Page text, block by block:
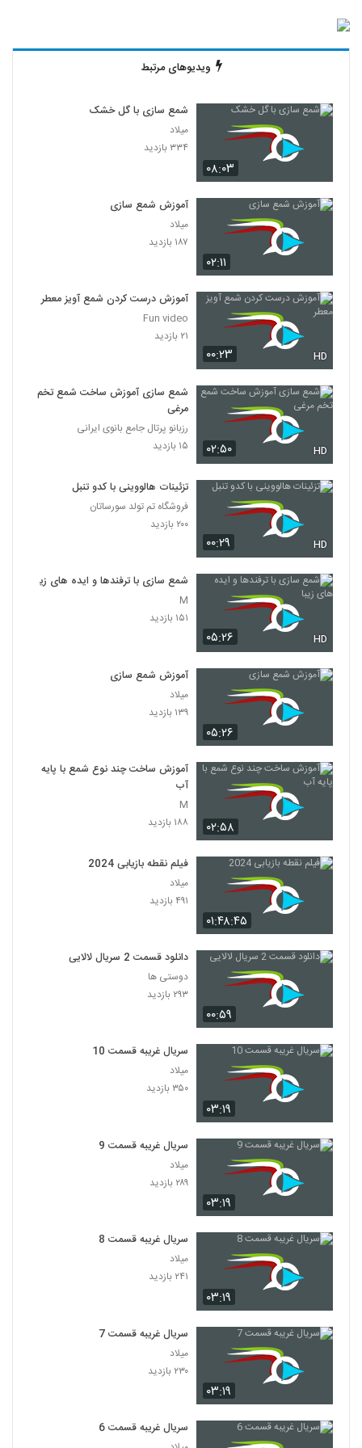
ویدیوهای مرتبط
۰۸:۰۳
شمع سازی با گل خشک
میلاد
۳۳۴ بازدید
۰۲:۱۱
آموزش شمع سازی
میلاد
۱۸۷ بازدید
۰۰:۲۳ HD
آموزش درست کردن شمع آویز معطر
Fun video
۲۱ بازدید
۰۲:۵۰ HD
شمع سازی آموزش ساخت شمع تخم
مرغی
رزبانو پرتال جامع بانوی ایرانی
۱۵ بازدید
۰۰:۲۹ HD
تزئینات هالووینی با کدو تنبل
فروشگاه تم تولد سورساتان
۲۰۰ بازدید
۰۵:۲۶ HD
شمع سازی با ترفندها و ایده های زیبا
M
۱۵۱ بازدید
۰۵:۲۶
آموزش شمع سازی
میلاد
۱۳۹ بازدید
۰۲:۵۸
آموزش ساخت چند نوع شمع با پایه
آب
M
۱۸۸ بازدید
۰۱:۴۸:۴۵
فیلم نقطه بازیابی 2024
میلاد
۴۹۱ بازدید
۰۰:۵۹
دانلود قسمت 2 سریال لالایی
دوستی ها
۲۹۳ بازدید
۰۳:۱۹
سریال غریبه قسمت 10
میلاد
۳۵۰ بازدید
۰۳:۱۹
سریال غریبه قسمت 9
میلاد
۲۸۹ بازدید
۰۳:۱۹
سریال غریبه قسمت 8
میلاد
۲۴۱ بازدید
۰۳:۱۹
سریال غریبه قسمت 7
میلاد
۲۳۰ بازدید
سریال غریبه قسمت 6